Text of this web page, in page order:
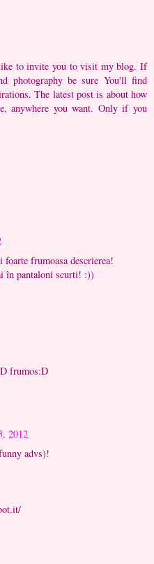
to invite you to visit my blog. If
photography be sure You'll find
The latest post is about how
anywhere you want. Only if you
frumoasa descrierea!
în pantaloni scurti! :))
frumos:D
2012
advs)!